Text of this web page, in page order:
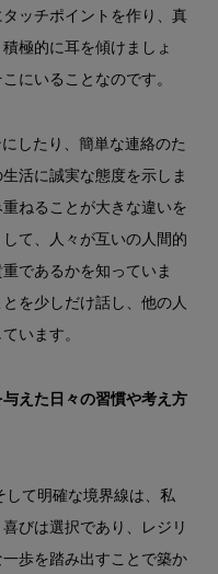
ッチポイントを作り、真
極的に耳を傾けましょ
にいることなのです。
したり、簡単な連絡のた
活に誠実な態度を示しま
ねることが大きな違いを
て、人々が互いの人間的
であるかを知っていま
を少しだけ話し、他の人
います。
えた日々の習慣や考え方
して明確な境界線は、私
びは選択であり、レジリ
歩を踏み出すことで築か